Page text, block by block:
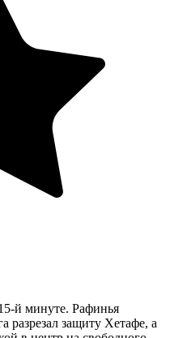
й минуте. Рафинья
разрезал защиту Хетафе, а